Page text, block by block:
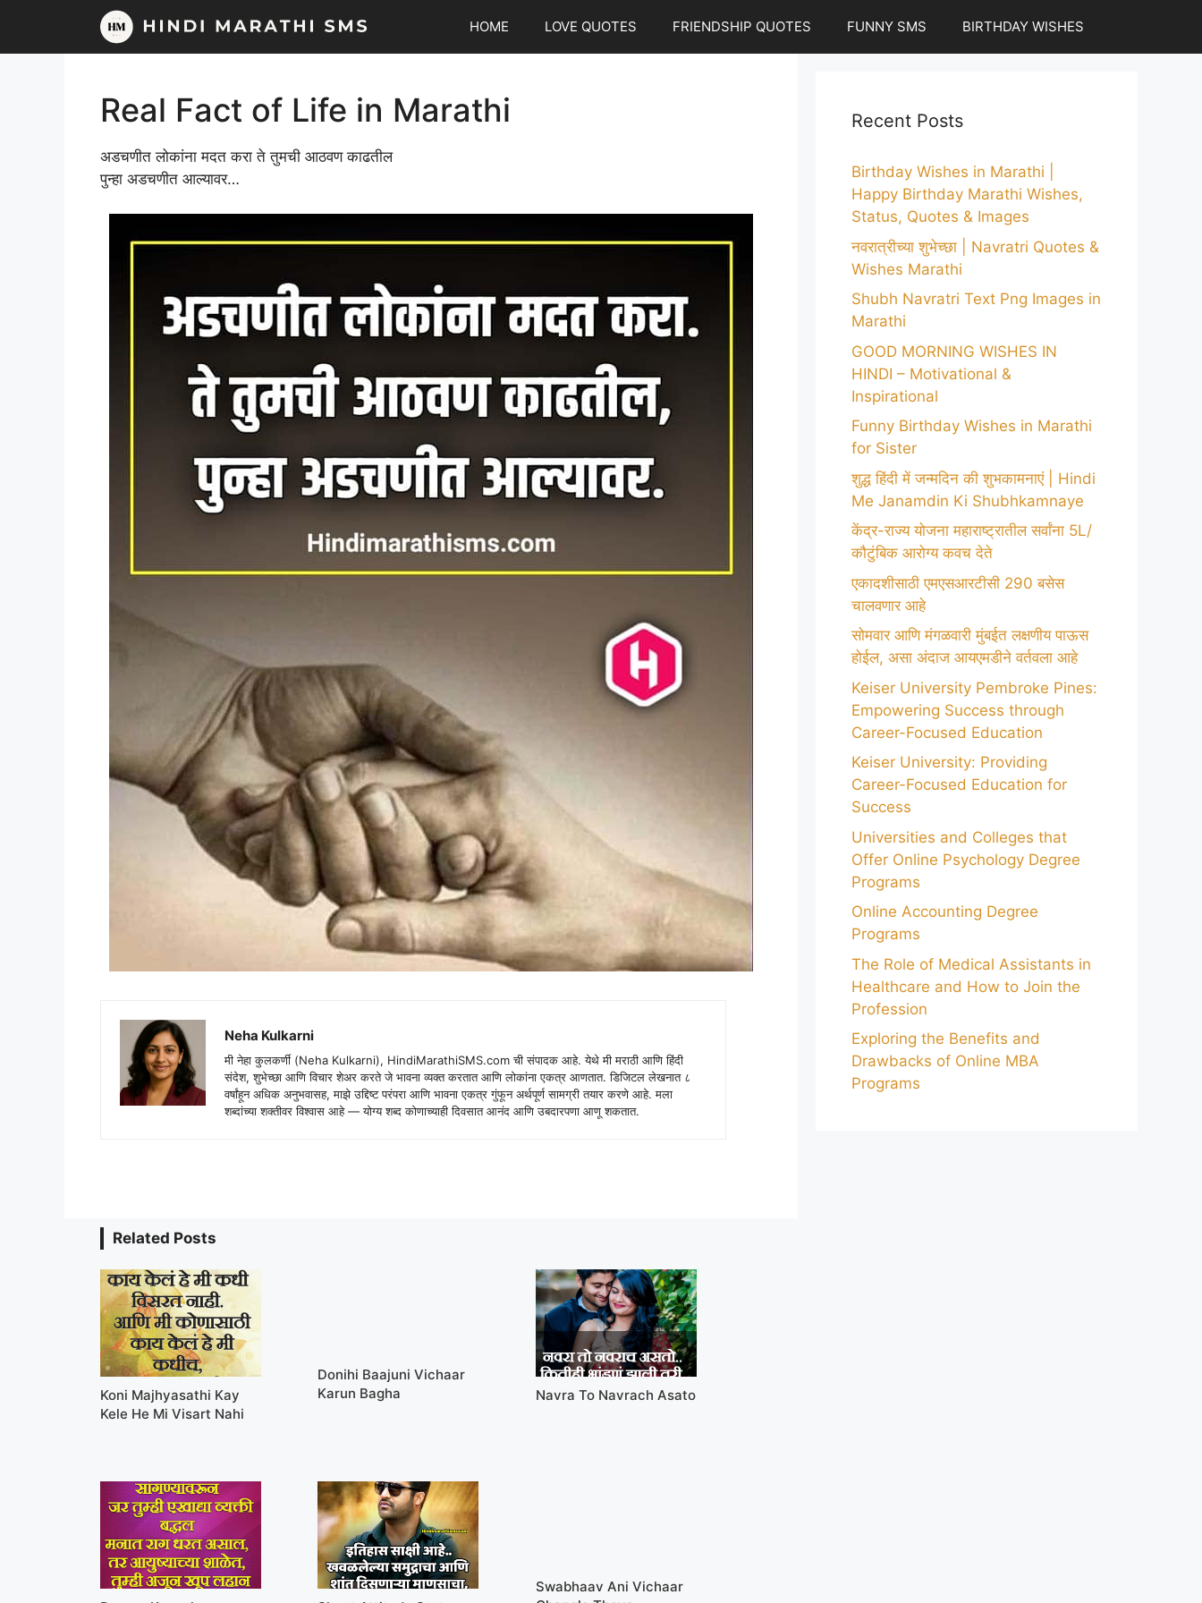
content
HOME LOVE QUOTES FRIENDSHIP QUOTES FUNNY SMS BIRTHDAY WISHES
Real Fact of Life in Marathi
अडचणीत लोकांना मदत करा ते तुमची आठवण काढतील
पुन्हा अडचणीत आल्यावर…
Neha Kulkarni
मी नेहा कुलकर्णी (Neha Kulkarni), HindiMarathiSMS.com ची संपादक आहे. येथे मी मराठी आणि हिंदी
संदेश, शुभेच्छा आणि विचार शेअर करते जे भावना व्यक्त करतात आणि लोकांना एकत्र आणतात. डिजिटल लेखनात ८
वर्षांहून अधिक अनुभवासह, माझे उद्दिष्ट परंपरा आणि भावना एकत्र गुंफून अर्थपूर्ण सामग्री तयार करणे आहे. मला
शब्दांच्या शक्तीवर विश्वास आहे — योग्य शब्द कोणाच्याही दिवसात आनंद आणि उबदारपणा आणू शकतात.
Related Posts
Koni Majhyasathi Kay
Kele He Mi Visart Nahi
Donihi Baajuni Vichaar
Karun Bagha
Navra To Navrach Asato
Swabhaav Ani Vichaar
Recent Posts
Birthday Wishes in Marathi |
Happy Birthday Marathi Wishes,
Status, Quotes & Images
नवरात्रीच्या शुभेच्छा | Navratri Quotes &
Wishes Marathi
Shubh Navratri Text Png Images in
Marathi
GOOD MORNING WISHES IN
HINDI – Motivational &
Inspirational
Funny Birthday Wishes in Marathi
for Sister
शुद्ध हिंदी में जन्मदिन की शुभकामनाएं | Hindi
Me Janamdin Ki Shubhkamnaye
केंद्र-राज्य योजना महाराष्ट्रातील सर्वांना 5L/
कौटुंबिक आरोग्य कवच देते
एकादशीसाठी एमएसआरटीसी 290 बसेस
चालवणार आहे
सोमवार आणि मंगळवारी मुंबईत लक्षणीय पाऊस
होईल, असा अंदाज आयएमडीने वर्तवला आहे
Keiser University Pembroke Pines:
Empowering Success through
Career-Focused Education
Keiser University: Providing
Career-Focused Education for
Success
Universities and Colleges that
Offer Online Psychology Degree
Programs
Online Accounting Degree
Programs
The Role of Medical Assistants in
Healthcare and How to Join the
Profession
Exploring the Benefits and
Drawbacks of Online MBA
Programs